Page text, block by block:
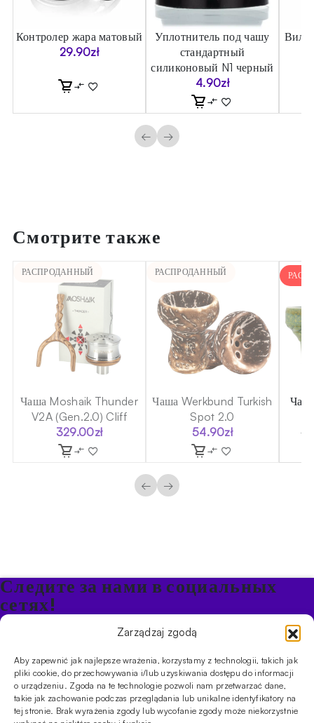
Zarządzaj zgodą
Aby zapewnić jak najlepsze wrażenia, korzystamy z technologii, takich jak
pliki cookie, do przechowywania i/lub uzyskiwania dostępu do informacji
o urządzeniu. Zgoda na te technologie pozwoli nam przetwarzać dane,
takie jak zachowanie podczas przeglądania lub unikalne identyfikatory na
tej stronie. Brak wyrażenia zgody lub wycofanie zgody może niekorzystnie
Контролер жара матовый
29.90zł
Уплотнитель под чашу
стандартный
силиконовый N1 черный
4.90zł
← →
Смотрите также
РАСПРОДАННЫЙ
Чаша Moshaik Thunder
V2A (Gen.2.0) Cliff
329.00zł
РАСПРОДАННЫЙ
Чаша Werkbund Turkish
Spot 2.0
54.90zł
← →
Следите за нами в социальных
сетях!
Будьте в курсе акций и новостей в Кальяне
ПРОДУКТЫ
КальяныЧашиУгли и розжигПродукты безникотиновые
ИНФОРМАЦИЯ